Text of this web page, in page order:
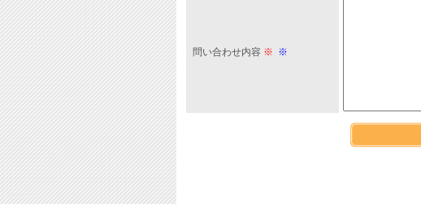
問い合わせ内容 ※ ※